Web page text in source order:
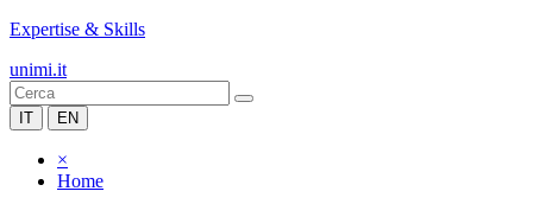
Expertise & Skills
unimi.it
IT EN
×
Home